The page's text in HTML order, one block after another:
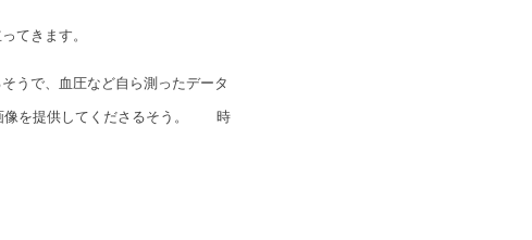
てきます。
うで、血圧など自ら測ったデータ
画像を提供してくださるそう。 時